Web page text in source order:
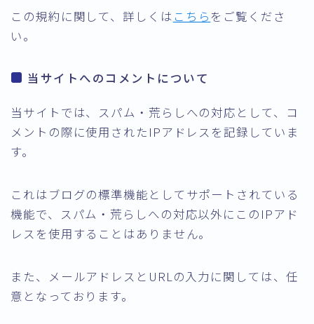
この規約に関して、詳しくは こちら をご覧くださ
い。
当サイトへのコメントについて
当サイトでは、スパム・荒らしへの対応として、コ
メントの際に使用されたIPアドレスを記録していま
す。
これはブログの標準機能としてサポートされている
機能で、スパム・荒らしへの対応以外にこのIPアド
レスを使用することはありません。
また、メールアドレスとURLの入力に関しては、任
意となっております。